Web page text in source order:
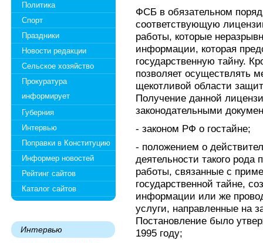
Политика
Спорт
Праздники
Новости редакции
Сельское хозяйство
Прокуратура
информирует
Губерния
Интервью
Поправки в Конституцию
Информер новостей
Рейтинг сайтов
Каталог сайтов
Интервью
ФСБ в обязательном
соответствующую
работы, которые
информации, которая
государственную тайну.
позволяет осуществлять
щекотливой области
Получение данной
законодательными
- законом РФ о гостайне;
- положением о
деятельности такого рода
работы, связанные с
государственной тайне,
информации или же
услуги, направленные на
Постановление было
1995 году;